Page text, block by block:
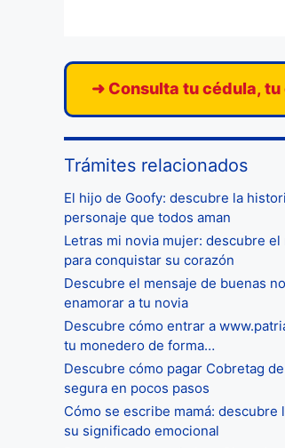
➜ Consulta tu cédula,
Trámites relacionados
El hijo de Goofy: descubre la
personaje que todos aman
Letras mi novia mujer: descubre
para conquistar su corazón
Descubre el mensaje de buenas
enamorar a tu novia
Descubre cómo entrar a
tu monedero de forma…
Descubre cómo pagar Cobretag
segura en pocos pasos
Cómo se escribe mamá: descubre
su significado emocional